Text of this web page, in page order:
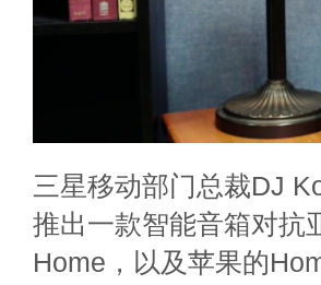
三星移动部门总裁DJ
推出一款智能音箱对抗
Home，以及苹果的